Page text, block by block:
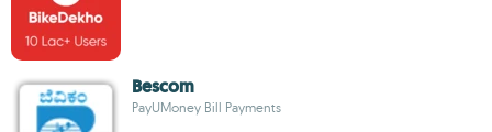
Bescom
PayUMoney Bill Payments